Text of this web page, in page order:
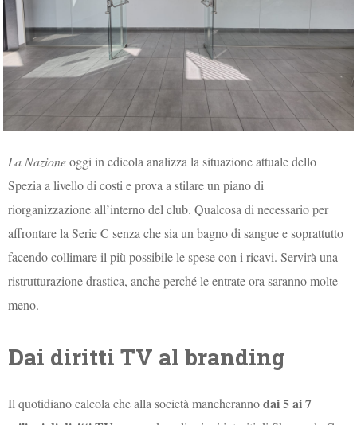
La Nazioneoggi in edicola analizza la situazione attuale dello
Spezia a livello di costi e prova a stilare un piano di
riorganizzazione all’interno del club. Qualcosa di necessario per
affrontare la Serie C senza che sia un bagno di sangue e soprattutto
facendo collimare il più possibile le spese con i ricavi. Servirà una
ristrutturazione drastica, anche perché le entrate ora saranno molte
meno.
Dai diritti TV al branding
Il quotidiano calcola che alla società mancherannodai 5 ai 7